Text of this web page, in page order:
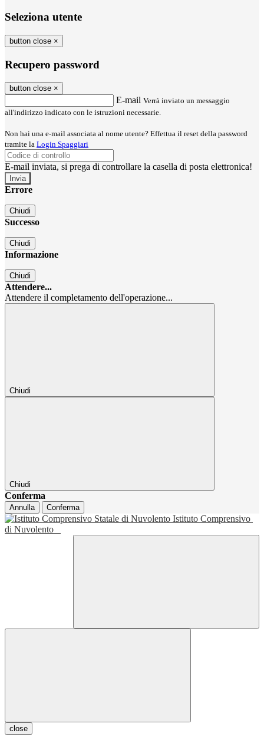
Seleziona utente
button close ×
Recupero password
button close ×
E-mail Verrà inviato un messaggio
all'indirizzo indicato con le istruzioni necessarie.
Non hai una e-mail associata al nome utente? Effettua il reset della password
tramite la Login Spaggiari
E-mail inviata, si prega di controllare la casella di posta elettronica!
Errore
Chiudi
Successo
Chiudi
Informazione
Chiudi
Attendere...
Attendere il completamento dell'operazione...
Chiudi
Chiudi
Conferma
Annulla Conferma
Istituto Comprensivo
di Nuvolento
close